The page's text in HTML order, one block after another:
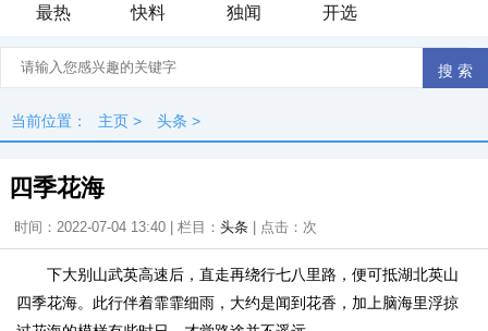
最热
快料 独闻 开选
当前位置： 主页 > 头条 >
四季花海
时间：2022-07-04 13:40 | 栏目： 头条 | 点击： 次
下大别山武英高速后，直走再绕行七八里路，便可抵湖北英山
四季花海。此行伴着霏霏细雨，大约是闻到花香，加上脑海里浮掠